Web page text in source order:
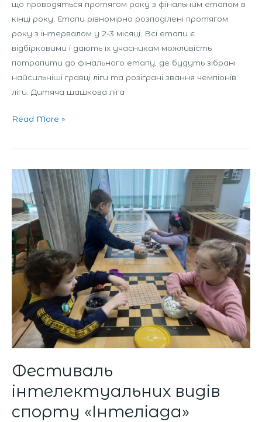
що проводяться протягом року з фінальним етапом в
кінці року. Етапи рівномірно розподілені протягом
року з інтервалом у 2-3 місяці. Всі етапи є
відбірковими і дають їх учасникам можливість
потрапити до фінального етапу, де будуть зібрані
найсильніші гравці ліги та розіграні звання чемпіонів
ліги. Дитяча шашкова ліга
Read More »
Фестиваль
інтелектуальних видів
спорту «Інтеліада»
Фестиваль
інтелектуальних
видів
спорту
«Інтеліада»